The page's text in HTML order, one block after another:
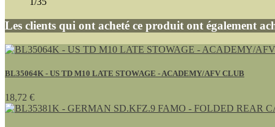
Les clients qui ont acheté ce produit ont également
BL35064K - US TD M10 LATE STOWAGE - ACADEMY/AFV CLUB
18,72 €